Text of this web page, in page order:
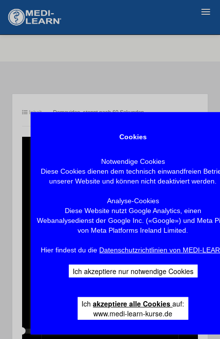
Cookies
Notwendige Cookies
Diese Cookies dienen dem technisch einwandfreien
unserer Website und können nicht deaktiviert werden.
Analyse-Cookies
Diese Website nutzt Google Analytics, einen
Webanalysedienst der Google Inc. («Google») und Meta
von Meta Platforms Ireland Limited.
Hier findest du die Datenschutzrichtlinien von MEDI-
Ich akzeptiere nur notwendige Cookies
Ichakzeptiere alle Cookiesauf:
www.medi-learn-kurse.de
Inhalt Demovideo, stoppt nach 60 Sekunden.
Play
Video
Loaded
0%
Progress
0%